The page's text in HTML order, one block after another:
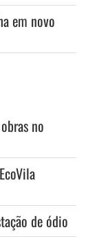
em novo
no
de ódio